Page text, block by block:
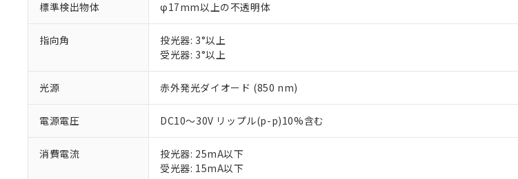
標準検出物体 φ17mm以上の不透明体
指向角
投光器: 3°以上
受光器: 3°以上
光源 赤外発光ダイオード (850 nm)
電源電圧 DC10～30V リップル(p-p)10%含む
消費電流
投光器: 25mA以下
受光器: 15mA以下